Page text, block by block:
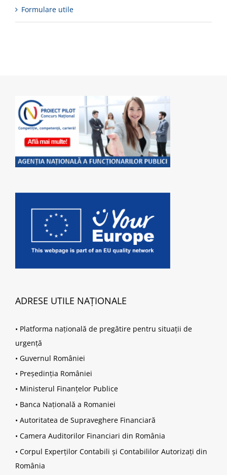
Formulare utile
ADRESE UTILE NAȚIONALE
• Platforma națională de pregătire pentru situații de
urgență
• Guvernul României
• Președinția României
• Ministerul Finanțelor Publice
• Banca Națională a Romaniei
• Autoritatea de Supraveghere Financiară
• Camera Auditorilor Financiari din România
• Corpul Experților Contabili și Contabililor Autorizați din
România